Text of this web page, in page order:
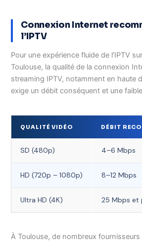
Connexion Internet
l’IPTV
Pour une expérience fluide de l’IPTV
Toulouse, la qualité de la connexion
streaming IPTV, notamment en haute
exige un débit conséquent et une
QUALITÉ VIDÉO DÉBIT
SD (480p) 4–6 Mbps
HD (720p – 1080p) 8–12 Mbps
Ultra HD (4K) 25 Mbps et
À Toulouse, de nombreux fournisseurs